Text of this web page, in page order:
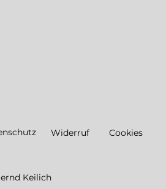
Widerruf Cookies
Keilich